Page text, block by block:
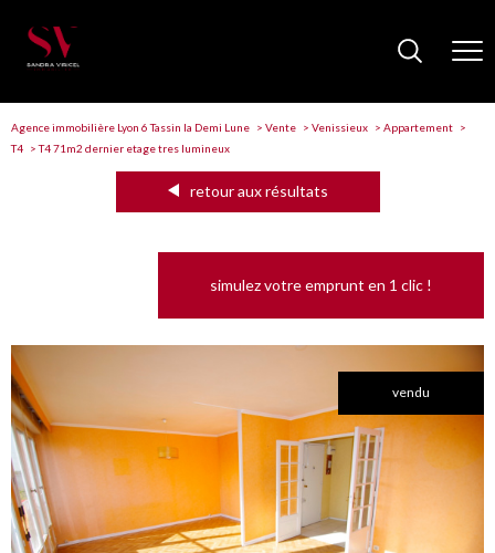
Agence immobilière Lyon 6 Tassin la Demi Lune Vente Venissieux
Appartement
T4
T4 71m2 dernier etage tres lumineux
retour aux résultats
simulez votre emprunt en 1 clic !
vendu